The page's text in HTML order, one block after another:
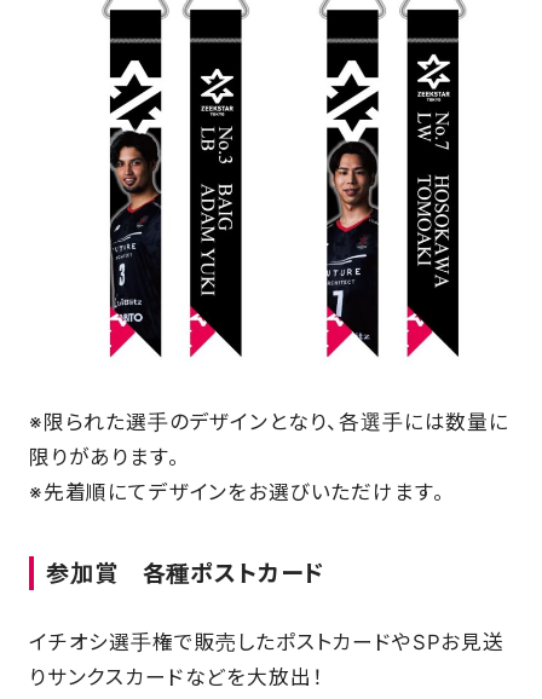
※限られた選手のデザインとなり、各選手には数量に
限りがあります。
※先着順にてデザインをお選びいただけます。
参加賞 各種ポストカード
イチオシ選手権で販売したポストカードやSPお見送
りサンクスカードなどを大放出！